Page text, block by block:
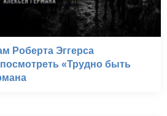
Роберта Эггерса
«Трудно быть